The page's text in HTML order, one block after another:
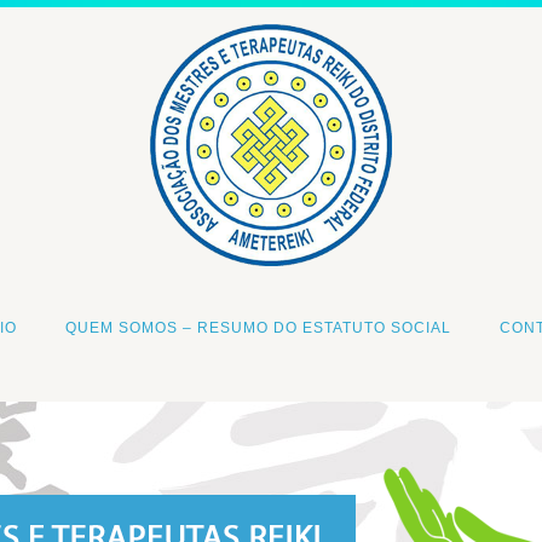
QUEM SOMOS – RESUMO DO ESTATUTO SOCIAL